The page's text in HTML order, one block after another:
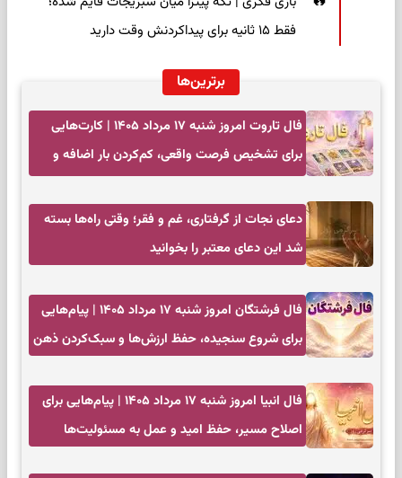
فقط ۱۵ ثانیه برای پیداکردنش وقت دارید
برترین‌ها
فال تاروت امروز شنبه ۱۷ مرداد ۱۴۰۵ | کارت‌هایی
برای تشخیص فرصت واقعی، کم‌کردن بار اضافه و
دعای نجات از گرفتاری، غم و فقر؛ وقتی راه‌ها بسته
شد این دعای معتبر را بخوانید
فال فرشتگان امروز شنبه ۱۷ مرداد ۱۴۰۵ | پیام‌هایی
برای شروع سنجیده، حفظ ارزش‌ها و سبک‌کردن ذهن
فال انبیا امروز شنبه ۱۷ مرداد ۱۴۰۵ | پیام‌هایی برای
اصلاح مسیر، حفظ امید و عمل به مسئولیت‌ها